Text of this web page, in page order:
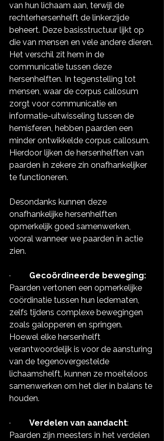
van hun lichaam aan, terwijl de
rechterhersenhelft de linkerzijde
beheert. Deze basisstructuur lijkt op
die van mensen en vele andere dieren.
Het verschil zit hem in de
communicatie tussen deze
hersenhelften. In tegenstelling tot
mensen, waar de corpus callosum
zorgt voor communicatie en
informatie-uitwisseling tussen de
hemisferen, hebben paarden een
minder ontwikkelde corpus callosum.
Hierdoor lijken de hersenhelften van
paarden in zekere zin onafhankelijker
te functioneren.
Desondanks kunnen deze
onafhankelijke hersenhelften
opmerkelijk goed samenwerken,
vooral wanneer we paarden in actie
zien.
· Gecoördineerde beweging:
Paarden vertonen een opmerkelijke
coördinatie tussen hun ledematen,
zelfs tijdens complexe bewegingen
zoals galopperen en springen.
Hoewel elke hersenhelft
verantwoordelijk is voor de aansturing
van de tegenovergestelde
lichaamshelft, kunnen ze moeiteloos
samenwerken om het dier in balans te
houden.
· Verdelen van aandacht:
Paarden zijn meesters in het verdelen